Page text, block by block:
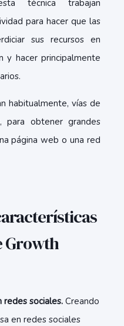
técnica trabajan
para hacer que las
sus recursos en
y hacer principalmente
habitualmente, vías de
para obtener grandes
página web o una red
Growth
redes sociales. Creando
en redes sociales